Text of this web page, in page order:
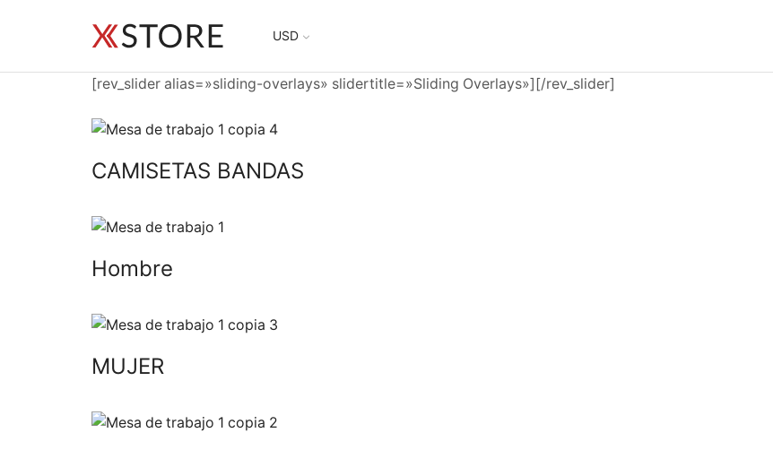
USD
[rev_slider alias=»sliding-overlays» slidertitle=»Sliding Overlays»][/rev_slider]
CAMISETAS BANDAS
Hombre
MUJER